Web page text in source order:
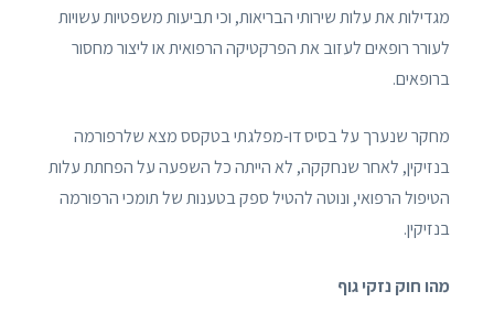
מגדילות את עלות שירותי הבריאות, וכי תביעות משפטיות עשויות
לעורר רופאים לעזוב את הפרקטיקה הרפואית או ליצור מחסור
ברופאים.
מחקר שנערך על בסיס דו-מפלגתי בטקסס מצא שלרפורמה
בנזיקין, לאחר שנחקקה, לא הייתה כל השפעה על הפחתת עלות
הטיפול הרפואי, ונוטה להטיל ספק בטענות של תומכי הרפורמה
בנזיקין.
מהו חוק נזקי גוף